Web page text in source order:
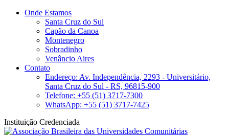
Onde Estamos
Santa Cruz do Sul
Capão da Canoa
Montenegro
Sobradinho
Venâncio Aires
Contato
Endereço: Av. Independência, 2293 - Universitário,
Santa Cruz do Sul - RS, 96815-900
Telefone: +55 (51) 3717-7300
WhatsApp: +55 (51) 3717-7425
Instituição Credenciada